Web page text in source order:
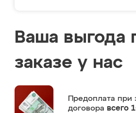
Ваша выгода
заказе у нас
Предоплата при
договора всего